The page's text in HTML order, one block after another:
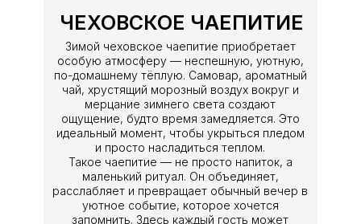
Зимой чеховское чаепитие приобретает
особую атмосферу — неспешную, уютную,
по-домашнему тёплую. Самовар, ароматный
чай, хрустящий морозный воздух вокруг и
мерцание зимнего света создают
ощущение, будто время замедляется. Это
идеальный момент, чтобы укрыться пледом
и просто насладиться теплом.
Такое чаепитие — не просто напиток, а
маленький ритуал. Он объединяет,
расслабляет и превращает обычный вечер в
уютное событие, которое хочется
запомнить. Здесь каждый гость может
ЧЕХОВСКОЕ ЧАЕПИТИЕ